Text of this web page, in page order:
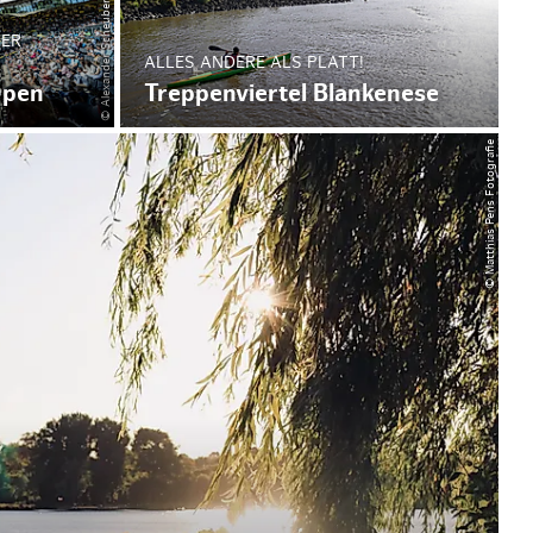
ALLES ANDERE ALS PLATT!
Treppenviertel Blankenese
© Matthias Pens Fotografie